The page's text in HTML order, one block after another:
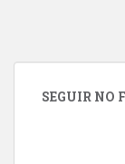
SEGUIR NO